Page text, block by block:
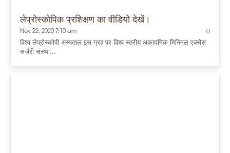
लेप्रोस्कोपिक प्रशिक्षण का वीडियो देखें।
Nov 22, 2020 7:10 am 0
विश्व लेप्रोस्कोपी अस्पताल इस ग्रह पर विश्व स्तरीय अकादमिक मिनिमल एक्सेस
सर्जरी संस्था...